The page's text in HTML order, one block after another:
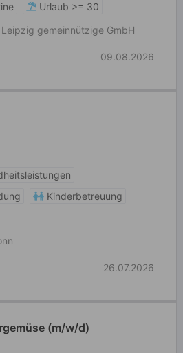
Urlaub >= 30
gemeinnützige GmbH
09.08.2026
Kinderbetreuung
26.07.2026
(m/w/d)